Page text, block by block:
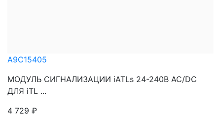
A9C15405
МОДУЛЬ СИГНАЛИЗАЦИИ iATLs 24-240В АС/DC
ДЛЯ iTL ...
4 729 ₽